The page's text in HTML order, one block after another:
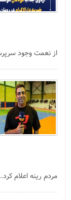
از نعمت وجود
مردم رینه اعلام